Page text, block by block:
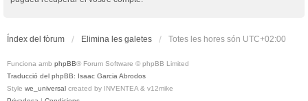
Índex del fòrum Elimina les galetes Totes les hores són UTC+02:00
Funciona amb phpBB® Forum Software © phpBB Limited
Traducció del phpBB: Isaac Garcia Abrodos
Style we_universal created by INVENTEA & v12mike